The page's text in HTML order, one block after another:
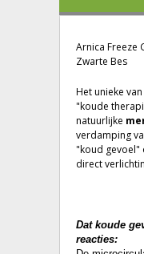
Arnica Freeze
Zwarte Bes
Het unieke van
"koude
natuurlijke
verdamping
"koud gevoel"
direct
Dat koude
reacties: